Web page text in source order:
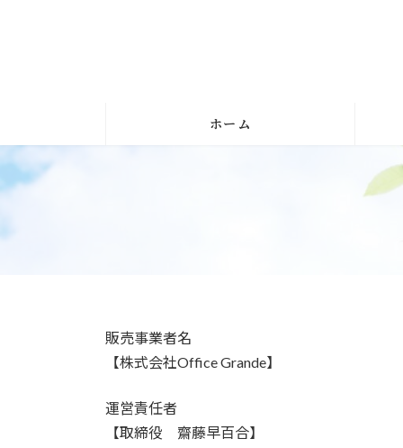
キ
ッ
に
移
ホーム
販売事業者名
【株式会社Office Grande】
運営責任者
【取締役 齋藤早百合】